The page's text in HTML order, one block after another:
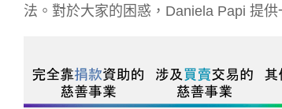
法。對於大家的困惑，Daniela Papi 提